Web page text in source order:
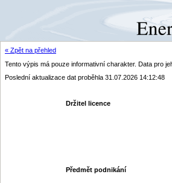
« Zpět na přehled
Tento výpis má pouze informativní charakter. Data pro
Poslední aktualizace dat proběhla 31.07.2026 14:12:48
Držitel licence
Předmět podnikání